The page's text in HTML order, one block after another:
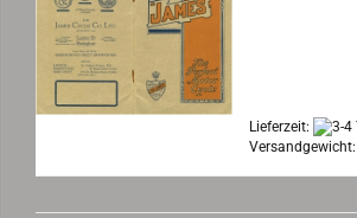
Lieferzeit:
Versandgewicht: